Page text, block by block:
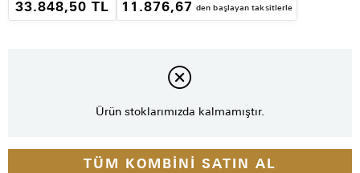
33.848,50 TL 11.876,67 den başlayan taksitlerle
Ürün stoklarımızda kalmamıştır.
TÜM KOMBINI SATIN AL